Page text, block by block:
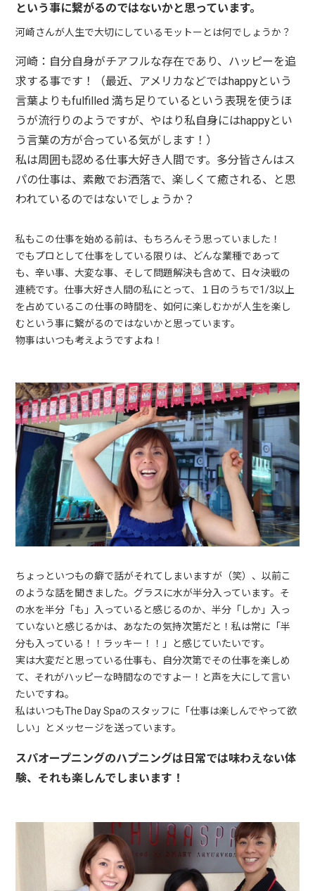
という事に繋がるのではないかと思っています。
河崎さんが人生で大切にしているモットーとは何でしょうか？
河崎：自分自身がチアフルな存在であり、ハッピーを追
求する事です！（最近、アメリカなどではhappyという
言葉よりもfulfilled 満ち足りているという表現を使うほ
うが流行りのようですが、やはり私自身にはhappyとい
う言葉の方が合っている気がします！）
私は周囲も認める仕事大好き人間です。多分皆さんはス
パの仕事は、素敵でお洒落で、楽しくて癒される、と思
われているのではないでしょうか？
私もこの仕事を始める前は、もちろんそう思っていました！
でもプロとして仕事をしている限りは、どんな業種であって
も、辛い事、大変な事、そして問題解決も含めて、日々決戦の
連続です。仕事大好き人間の私にとって、１日のうちで1/3以上
を占めているこの仕事の時間を、如何に楽しむかが人生を楽し
むという事に繋がるのではないかと思っています。
物事はいつも考えようですよね！
ちょっといつもの癖で話がそれてしまいますが（笑）、以前こ
のような話を聞きました。グラスに水が半分入っています。そ
の水を半分「も」入っていると感じるのか、半分「しか」入っ
ていないと感じるかは、あなたの気持次第だと！私は常に「半
分も入っている！！ラッキー！！」と感じていたいです。
実は大変だと思っている仕事も、自分次第でその仕事を楽しめ
て、それがハッピーな時間なのですよー！と声を大にして言い
たいですね。
私はいつもThe Day Spaのスタッフに「仕事は楽しんでやって欲
しい」とメッセージを送っています。
スパオープニングのハプニングは日常では味わえない体
験、それも楽しんでしまいます！